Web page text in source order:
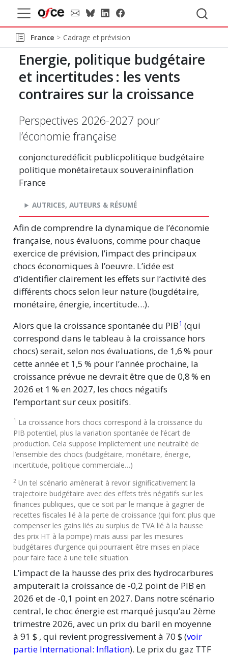
France Cadrage et prévision
Energie, politique budgétaire
et incertitudes : les vents
contraires sur la croissance
Perspectives 2026-2027 pour
l’économie française
conjoncturedéficit publicpolitique budgétaire
politique monétairetaux souveraininflation
France
AUTRICES, AUTEURS & RÉSUMÉ
Afin de comprendre la dynamique de l’économie
française, nous évaluons, comme pour chaque
exercice de prévision, l’impact des principaux
chocs économiques à l’oeuvre. L’idée est
d’identifier clairement les effets sur l’activité des
différents chocs selon leur nature (bugdétaire,
monétaire, énergie, incertitude…).
Alors que la croissance spontanée du PIB1 (qui
correspond dans le tableau à la croissance hors
chocs) serait, selon nos évaluations, de 1,6 % pour
cette année et 1,5 % pour l’année prochaine, la
croissance prévue ne devrait être que de 0,8 % en
2026 et 1 % en 2027, les chocs négatifs
l’emportant sur ceux positifs.
1 La croissance hors chocs correspond à la croissance du
PIB potentiel, plus la variation spontanée de l’écart de
production. Cela suppose implictement une neutralité de
l’ensemble des chocs (budgétaire, monétaire, énergie,
incertitude, politique commerciale…)
2Un tel scénario amènerait à revoir significativement la
trajectoire budgétaire avec des effets très négatifs sur les
finances publiques, que ce soit par le manque à gagner de
recettes fiscales lié à la perte de croissance (qui font plus que
compenser les gains liés au surplus de TVA lié à la hausse
des prix HT à la pompe) mais aussi par les mesures
budgétaires d’urgence qui pourraient être mises en place
pour faire face à une telle situation.
L’impact de la hausse des prix des hydrocarbures
amputerait la croissance de -0,2 point de PIB en
2026 et de -0,1 point en 2027. Dans notre scénario
central, le choc énergie est marqué jusqu’au 2ème
trimestre 2026, avec un prix du baril en moyenne
à 91 $ , qui revient progressivement à 70 $ (voir
partie International: Inflation). Le prix du gaz TTF